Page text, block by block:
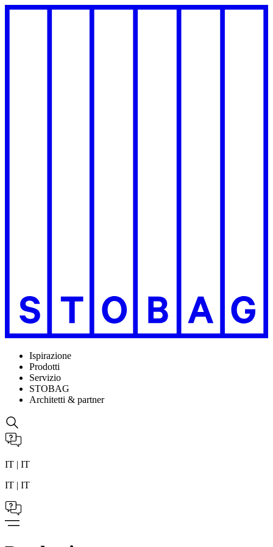
Ispirazione
Prodotti
Servizio
STOBAG
Architetti & partner
IT | IT
IT | IT